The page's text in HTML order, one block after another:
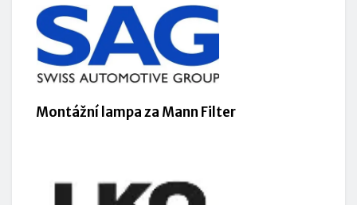
Montážní lampa za Mann Filter